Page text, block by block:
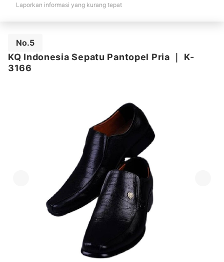
Laporkan informasi yang kurang tepat
No.5
KQ Indonesia Sepatu Pantopel Pria
K-
3166